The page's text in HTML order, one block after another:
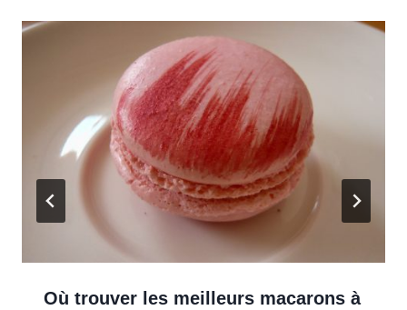
Où trouver les meilleurs macarons à